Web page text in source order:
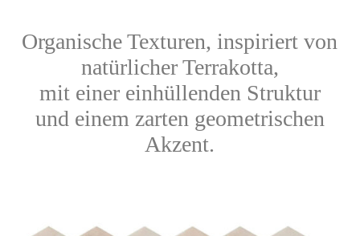
Organische Texturen, inspiriert von
natürlicher Terrakotta,
mit einer einhüllenden Struktur
und einem zarten geometrischen
Akzent.